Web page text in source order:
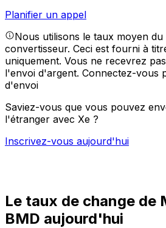
Planifier un appel
Nous utilisons le taux moyen
convertisseur. Ceci est fourni à
uniquement. Vous ne recevrez
l'envoi d'argent. Connectez-vous
d'envoi
Saviez-vous que vous pouvez
l'étranger avec Xe ?
Inscrivez-vous aujourd'hui
Le taux de change de
BMD aujourd'hui